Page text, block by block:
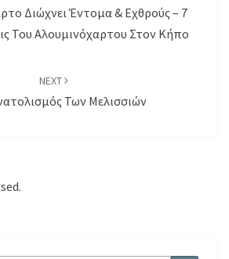
Διώχνει Έντομα & Εχθρούς – 7
Του Αλουμινόχαρτου Στον Κήπο
NEXT
Των Μελισσιών